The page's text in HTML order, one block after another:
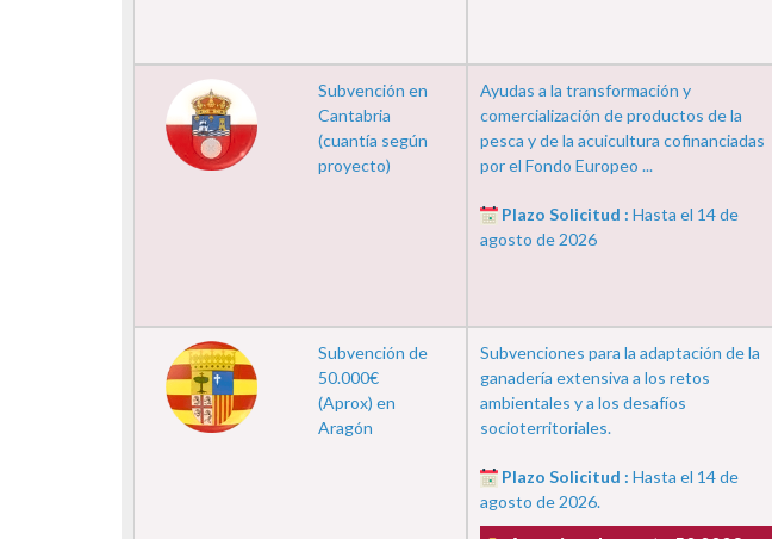
Subvención en
Cantabria
(cuantía según
proyecto)
Ayudas a la transformación y
comercialización de productos de la
pesca y de la acuicultura cofinanciadas
por el Fondo Europeo ...
Plazo Solicitud : Hasta el 14 de
agosto de 2026
Subvención de
50.000€
(Aprox) en
Aragón
Subvenciones para la adaptación de la
ganadería extensiva a los retos
ambientales y a los desafíos
socioterritoriales.
Plazo Solicitud : Hasta el 14 de
agosto de 2026.